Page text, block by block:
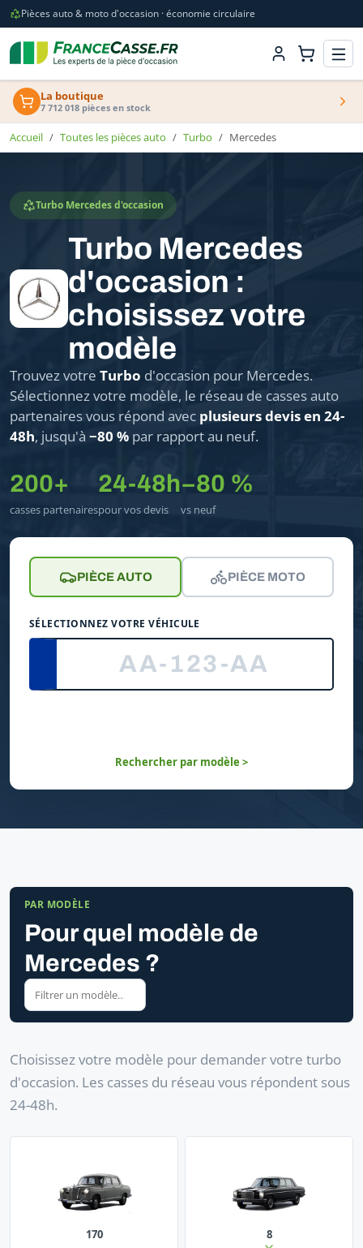
Pièces auto & moto d'occasion · économie circulaire
La boutique
7 712 018 pièces en stock
Accueil Toutes les pièces auto Turbo Mercedes
Turbo Mercedes d'occasion
Turbo Mercedes
d'occasion :
choisissez votre
modèle
Trouvez votre Turbo d'occasion pour Mercedes.
Sélectionnez votre modèle, le réseau de casses auto
partenaires vous répond avec plusieurs devis en 24-
48h, jusqu'à −80 % par rapport au neuf.
200+
casses partenaires
24-48h
pour vos devis
−80 %
vs neuf
PIÈCE AUTO PIÈCE MOTO
SÉLECTIONNEZ VOTRE VÉHICULE
Rechercher par modèle >
PAR MODÈLE
Pour quel modèle de
Mercedes ?
Choisissez votre modèle pour demander votre turbo
d'occasion. Les casses du réseau vous répondent sous
24-48h.
170 8